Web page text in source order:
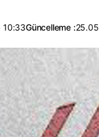
10:33Güncelleme :